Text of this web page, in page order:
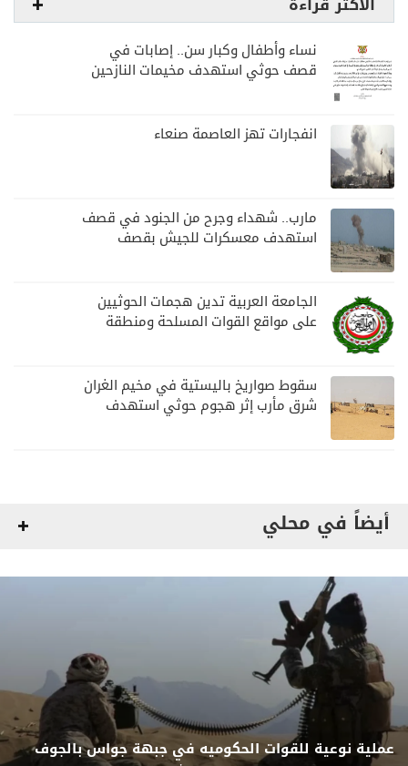
نساء وأطفال وكبار سن.. إصابات في
قصف حوثي استهدف مخيمات النازحين
انفجارات تهز العاصمة صنعاء
مارب.. شهداء وجرح من الجنود في قصف
استهدف معسكرات للجيش بقصف
الجامعة العربية تدين هجمات الحوثيين
على مواقع القوات المسلحة ومنطقة
سقوط صواريخ باليستية في مخيم الغران
شرق مأرب إثر هجوم حوثي استهدف
أيضاً في محلي
عملية نوعية للقوات الحكوميه في جبهة جواس بالجوف